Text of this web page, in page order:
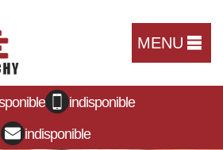
MENU
indisponible
indisponible